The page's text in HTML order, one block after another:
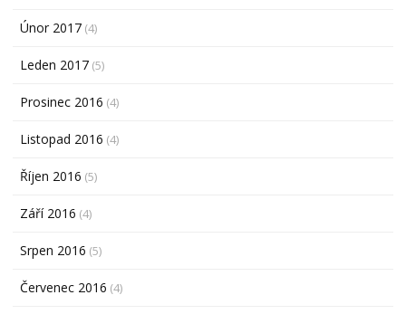
Únor 2017 (4)
Leden 2017 (5)
Prosinec 2016 (4)
Listopad 2016 (4)
Říjen 2016 (5)
Září 2016 (4)
Srpen 2016 (5)
Červenec 2016 (4)